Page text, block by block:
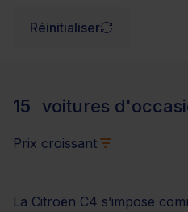
Réinitialiser
15 voitures
Prix croissant
La Citroën C4 s’impose